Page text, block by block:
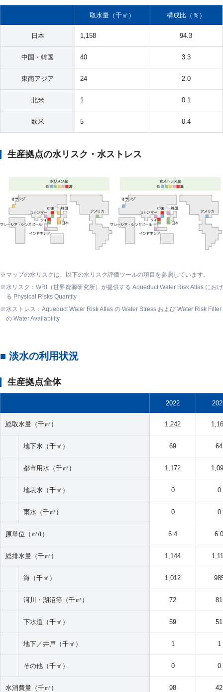
取水量（千㎥） 構成比（％）
日本 1,158 94.3
中国・韓国 40 3.3
東南アジア 24 2.0
北米 1 0.1
欧米 5 0.4
生産拠点の水リスク・水ストレス
マップの水リスクは、以下の水リスク評価ツールの項目を参照しています。
水リスク：WRI（世界資源研究所）が提供する Aqueduct Water Risk Atlas におけ
る Physical Risks Quantity
水ストレス：Aqueduct Water Risk Atlas の Water Stress および Water Risk Filter
の Water Availability
■ 淡水の利用状況
生産拠点全体
2022
総取水量（千㎥） 1,242
地下水（千㎥） 69 64
都市用水（千㎥） 1,172
地表水（千㎥） 0 0
雨水（千㎥） 0 0
原単位（㎥/t） 6.4 6.0
総排水量（千㎥） 1,144
海（千㎥） 1,012
河川・湖沼等（千㎥） 72 81
下水道（千㎥） 59 51
地下／井戸（千㎥） 1 1
その他（千㎥） 0 0
水消費量（千㎥） 98 42